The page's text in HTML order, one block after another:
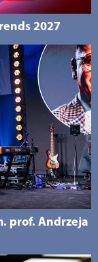
2027
prof. Andrzeja